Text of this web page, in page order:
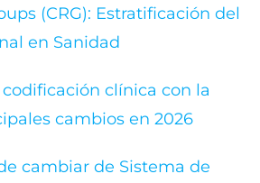
(CRG): Estratificación del
en Sanidad
clínica con la
cambios en 2026
de cambiar de Sistema de